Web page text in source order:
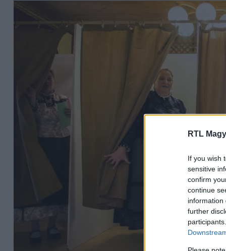
RTL
If you wish
sensitive
confirm
continue
information
further